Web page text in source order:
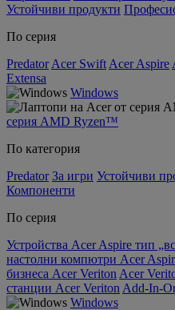
Устойчиви продукти
По серия
Predator Acer Swift Acer Aspire
Extensa
Windows
серия AMD Ryzen™
По категория
Predator За игри Устойчиви
Компоненти
По серия
Устройства Acer Aspire тип
настолни компютри Acer
бизнеса Acer Veriton Acer
станции Acer Veriton Add-In-
Windows